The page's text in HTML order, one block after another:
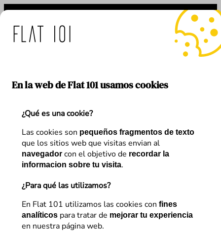
En la web de Flat 101 usamos cookies
¿Qué es una cookie?
Las cookies son pequeños fragmentos de texto
que los sitios web que visitas envian al
navegador con el objetivo de recordar la
informacion sobre tu visita.
¿Para qué las utilizamos?
En Flat 101 utilizamos las cookies con fines
analíticos para tratar de mejorar tu experiencia
en nuestra página web.
Saltar
contenido
Etiqueta:A/B testing